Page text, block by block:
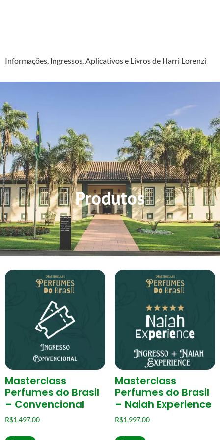
Informações, Ingressos, Aplicativos e Livros de Harri Lorenzi
Produtos
Masterclass
Perfumes do Brasil
– Convencional
R$1,497.00
Masterclass
Perfumes do Brasil
– Naiah Experience
R$1,997.00